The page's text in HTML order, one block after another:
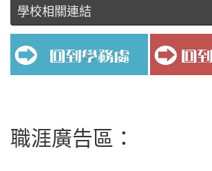
學校相關連結
職涯廣告區：